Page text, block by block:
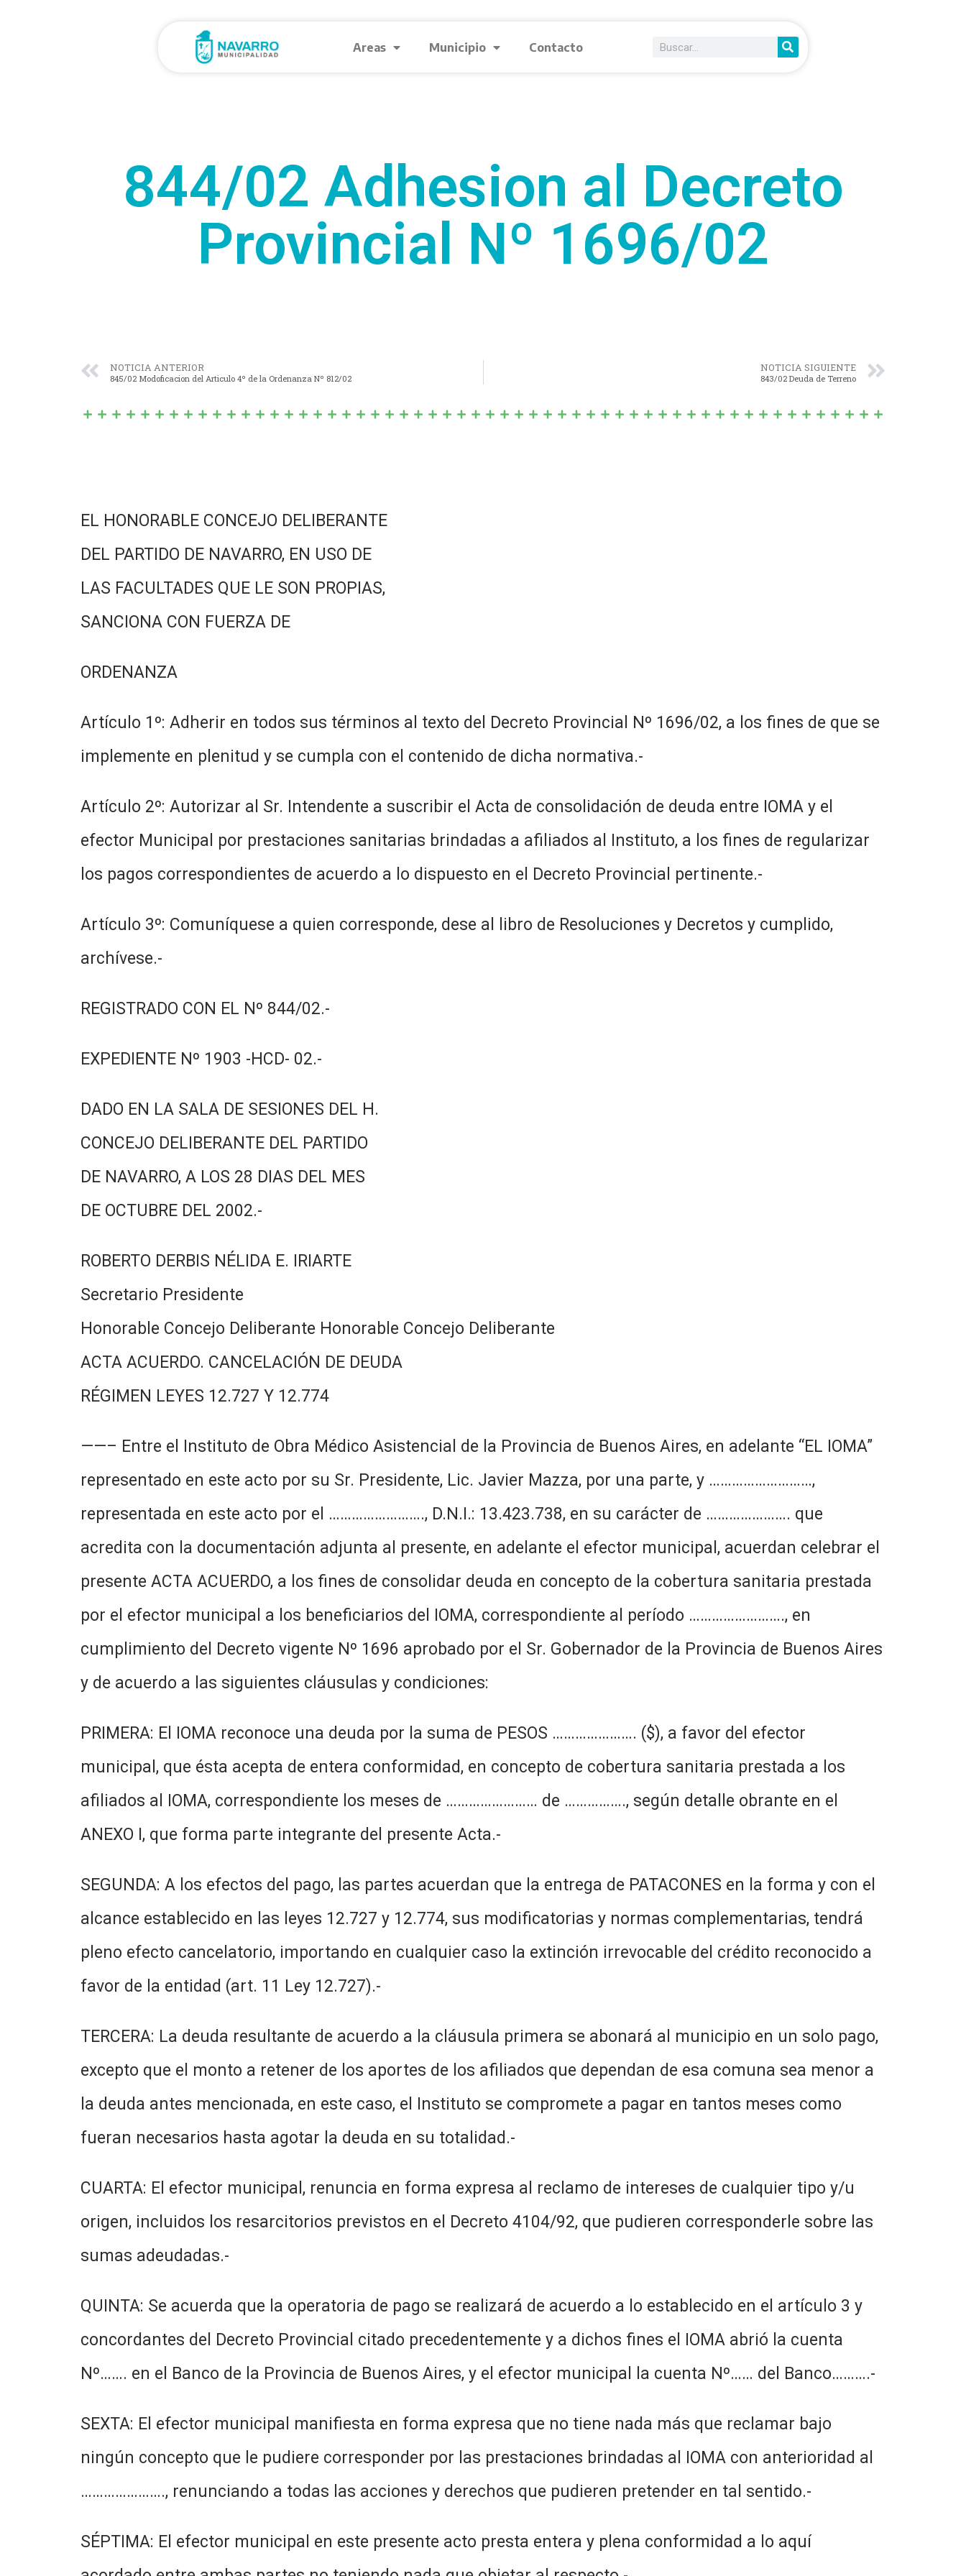
Areas Municipio Contacto
844/02 Adhesion al Decreto
Provincial Nº 1696/02
NOTICIA ANTERIOR
845/02 Modoficacion del Articulo 4º de la Ordenanza Nº 812/02
NOTICIA SIGUIENTE
843/02 Deuda de Terreno
EL HONORABLE CONCEJO DELIBERANTE
DEL PARTIDO DE NAVARRO, EN USO DE
LAS FACULTADES QUE LE SON PROPIAS,
SANCIONA CON FUERZA DE
ORDENANZA
Artículo 1º: Adherir en todos sus términos al texto del Decreto Provincial Nº 1696/02, a los fines de que se
implemente en plenitud y se cumpla con el contenido de dicha normativa.-
Artículo 2º: Autorizar al Sr. Intendente a suscribir el Acta de consolidación de deuda entre IOMA y el
efector Municipal por prestaciones sanitarias brindadas a afiliados al Instituto, a los fines de regularizar
los pagos correspondientes de acuerdo a lo dispuesto en el Decreto Provincial pertinente.-
Artículo 3º: Comuníquese a quien corresponde, dese al libro de Resoluciones y Decretos y cumplido,
archívese.-
REGISTRADO CON EL Nº 844/02.-
EXPEDIENTE Nº 1903 -HCD- 02.-
DADO EN LA SALA DE SESIONES DEL H.
CONCEJO DELIBERANTE DEL PARTIDO
DE NAVARRO, A LOS 28 DIAS DEL MES
DE OCTUBRE DEL 2002.-
ROBERTO DERBIS NÉLIDA E. IRIARTE
Secretario Presidente
Honorable Concejo Deliberante Honorable Concejo Deliberante
ACTA ACUERDO. CANCELACIÓN DE DEUDA
RÉGIMEN LEYES 12.727 Y 12.774
——– Entre el Instituto de Obra Médico Asistencial de la Provincia de Buenos Aires, en adelante “EL IOMA”
representado en este acto por su Sr. Presidente, Lic. Javier Mazza, por una parte, y ………………………,
representada en este acto por el ……………………., D.N.I.: 13.423.738, en su carácter de …………………. que
acredita con la documentación adjunta al presente, en adelante el efector municipal, acuerdan celebrar el
presente ACTA ACUERDO, a los fines de consolidar deuda en concepto de la cobertura sanitaria prestada
por el efector municipal a los beneficiarios del IOMA, correspondiente al período ……………………., en
cumplimiento del Decreto vigente Nº 1696 aprobado por el Sr. Gobernador de la Provincia de Buenos Aires
y de acuerdo a las siguientes cláusulas y condiciones:
PRIMERA: El IOMA reconoce una deuda por la suma de PESOS …………………. ($), a favor del efector
municipal, que ésta acepta de entera conformidad, en concepto de cobertura sanitaria prestada a los
afiliados al IOMA, correspondiente los meses de …………………… de ……………., según detalle obrante en el
ANEXO I, que forma parte integrante del presente Acta.-
SEGUNDA: A los efectos del pago, las partes acuerdan que la entrega de PATACONES en la forma y con el
alcance establecido en las leyes 12.727 y 12.774, sus modificatorias y normas complementarias, tendrá
pleno efecto cancelatorio, importando en cualquier caso la extinción irrevocable del crédito reconocido a
favor de la entidad (art. 11 Ley 12.727).-
TERCERA: La deuda resultante de acuerdo a la cláusula primera se abonará al municipio en un solo pago,
excepto que el monto a retener de los aportes de los afiliados que dependan de esa comuna sea menor a
la deuda antes mencionada, en este caso, el Instituto se compromete a pagar en tantos meses como
fueran necesarios hasta agotar la deuda en su totalidad.-
CUARTA: El efector municipal, renuncia en forma expresa al reclamo de intereses de cualquier tipo y/u
origen, incluidos los resarcitorios previstos en el Decreto 4104/92, que pudieren corresponderle sobre las
sumas adeudadas.-
QUINTA: Se acuerda que la operatoria de pago se realizará de acuerdo a lo establecido en el artículo 3 y
concordantes del Decreto Provincial citado precedentemente y a dichos fines el IOMA abrió la cuenta
Nº……. en el Banco de la Provincia de Buenos Aires, y el efector municipal la cuenta Nº…… del Banco……….-
SEXTA: El efector municipal manifiesta en forma expresa que no tiene nada más que reclamar bajo
ningún concepto que le pudiere corresponder por las prestaciones brindadas al IOMA con anterioridad al
…………………., renunciando a todas las acciones y derechos que pudieren pretender en tal sentido.-
SÉPTIMA: El efector municipal en este presente acto presta entera y plena conformidad a lo aquí